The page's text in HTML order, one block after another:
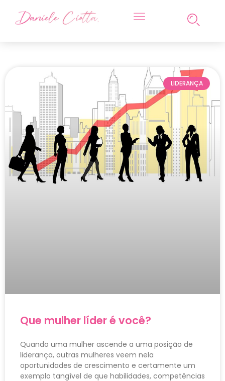
LIDERANÇA
Que mulher líder é você?
Quando uma mulher ascende a uma posição de
liderança, outras mulheres veem nela
oportunidades de crescimento e certamente um
exemplo tangível de que habilidades, competências